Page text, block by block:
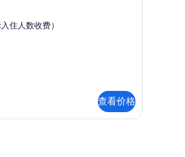
住人数收费）
查看价格